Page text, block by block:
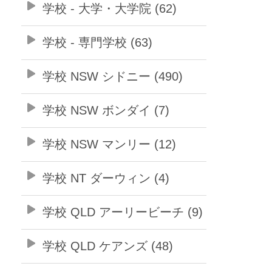
学校 - 大学・大学院 (62)
学校 - 専門学校 (63)
学校 NSW シドニー (490)
学校 NSW ボンダイ (7)
学校 NSW マンリー (12)
学校 NT ダーウィン (4)
学校 QLD アーリービーチ (9)
学校 QLD ケアンズ (48)